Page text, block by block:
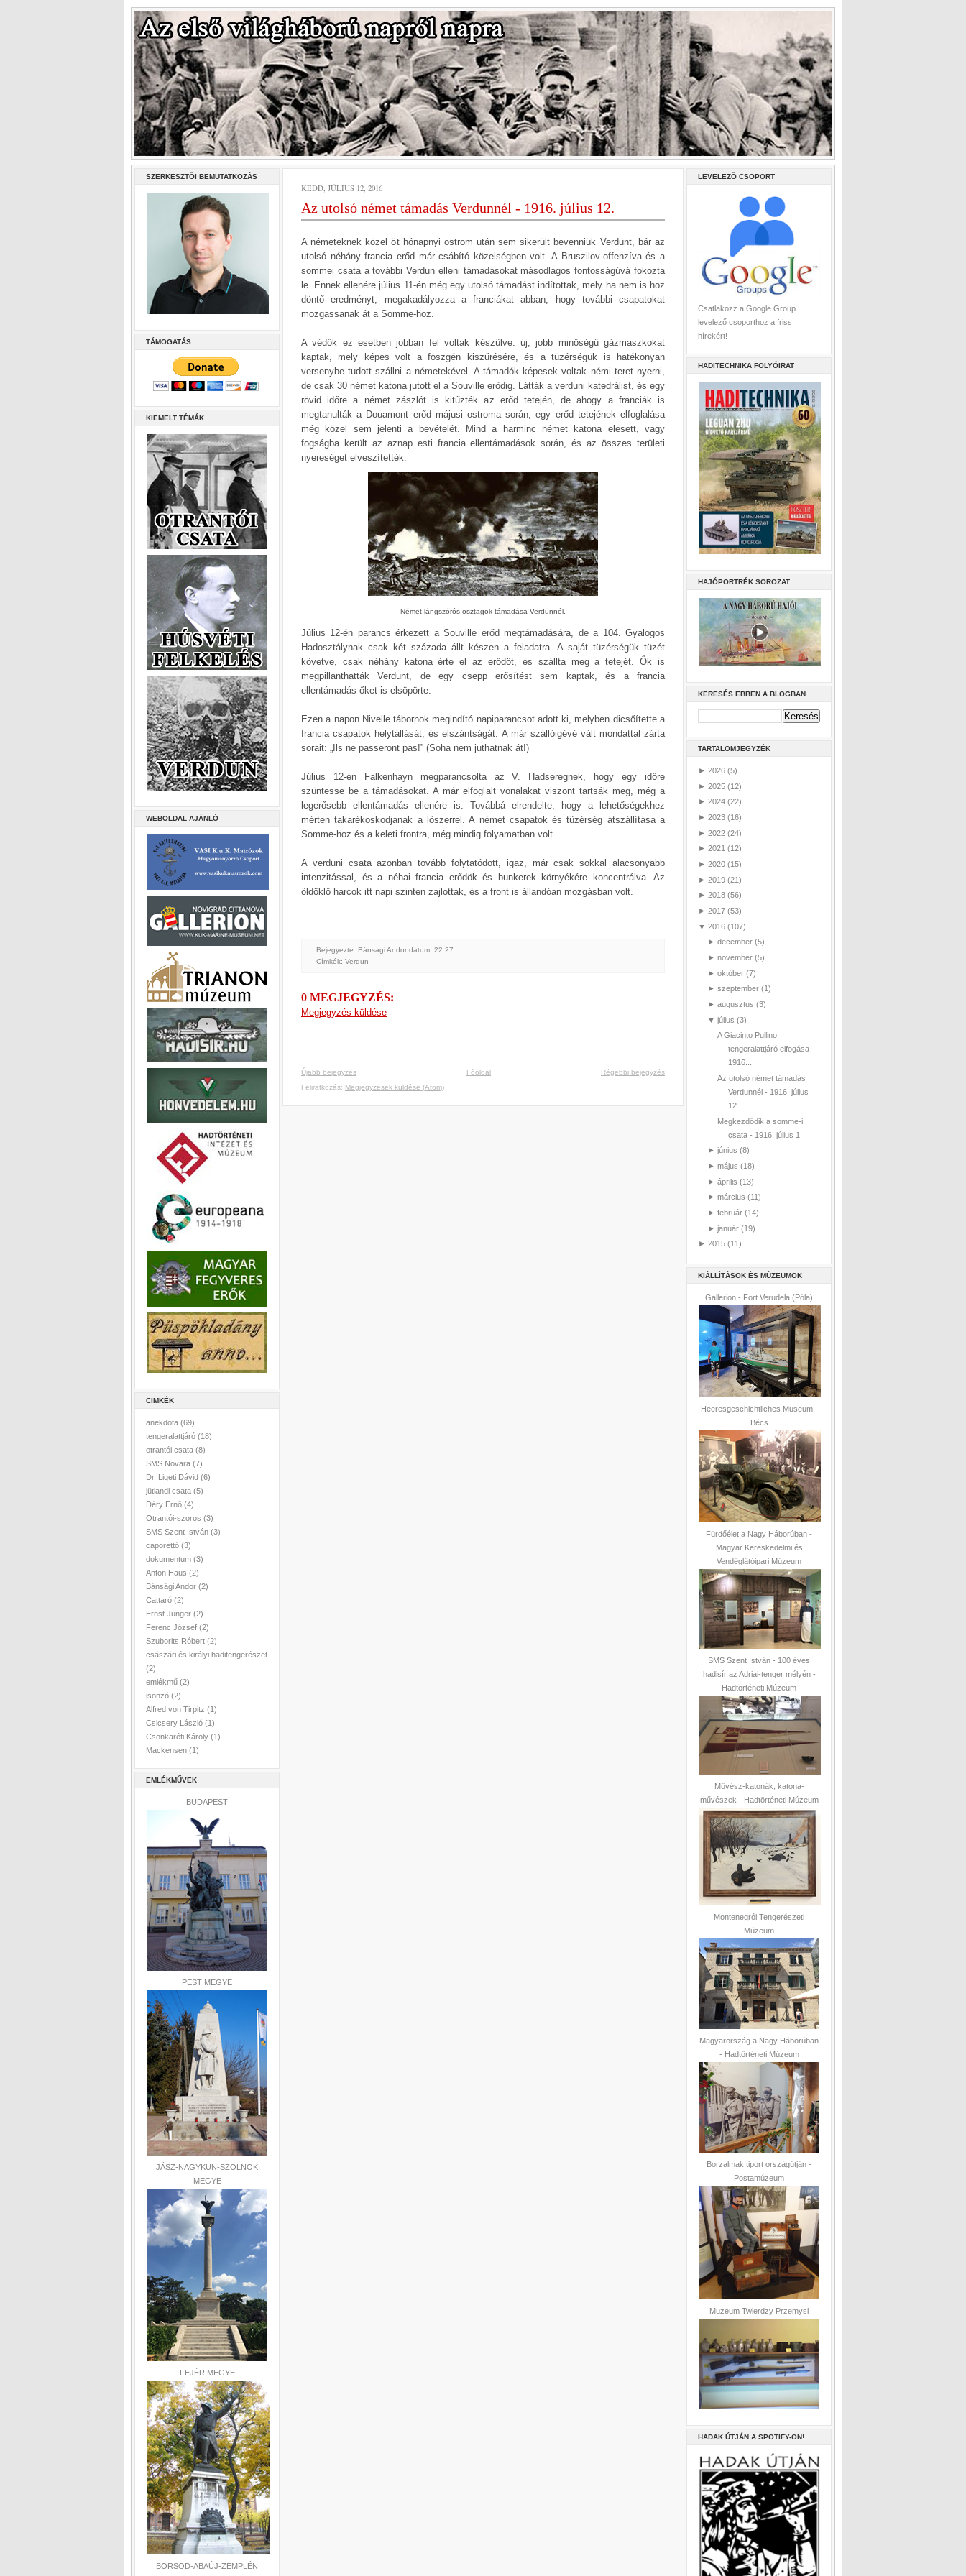
SZERKESZTŐI BEMUTATKOZÁS
TÁMOGATÁS
KIEMELT TÉMÁK
WEBOLDAL AJÁNLÓ
CIMKÉK
anekdota (69)
tengeralattjáró (18)
otrantói csata (8)
SMS Novara (7)
Dr. Ligeti Dávid (6)
jütlandi csata (5)
Déry Ernő (4)
Otrantói-szoros (3)
SMS Szent István (3)
caporettó (3)
dokumentum (3)
Anton Haus (2)
Bánsági Andor (2)
Cattaró (2)
Ernst Jünger (2)
Ferenc József (2)
Szuborits Róbert (2)
császári és királyi haditengerészet
(2)
emlékmű (2)
isonzó (2)
Alfred von Tirpitz (1)
Csicsery László (1)
Csonkaréti Károly (1)
Mackensen (1)
EMLÉKMŰVEK
BUDAPEST
PEST MEGYE
JÁSZ-NAGYKUN-SZOLNOK
MEGYE
FEJÉR MEGYE
BORSOD-ABAÚJ-ZEMPLÉN
KEDD, JÚLIUS 12, 2016
Az utolsó német támadás Verdunnél - 1916. július 12.
A németeknek közel öt hónapnyi ostrom után sem sikerült bevenniük Verdunt, bár az
utolsó néhány francia erőd már csábító közelségben volt. A Bruszilov-offenzíva és a
sommei csata a további Verdun elleni támadásokat másodlagos fontosságúvá fokozta
le. Ennek ellenére július 11-én még egy utolsó támadást indítottak, mely ha nem is hoz
döntő eredményt, megakadályozza a franciákat abban, hogy további csapatokat
mozgassanak át a Somme-hoz.
A védők ez esetben jobban fel voltak készülve: új, jobb minőségű gázmaszkokat
kaptak, mely képes volt a foszgén kiszűrésére, és a tüzérségük is hatékonyan
versenybe tudott szállni a németekével. A támadók képesek voltak némi teret nyerni,
de csak 30 német katona jutott el a Souville erődig. Látták a verduni katedrálist, és egy
rövid időre a német zászlót is kitűzték az erőd tetején, de ahogy a franciák is
megtanulták a Douamont erőd májusi ostroma során, egy erőd tetejének elfoglalása
még közel sem jelenti a bevételét. Mind a harminc német katona elesett, vagy
fogságba került az aznap esti francia ellentámadások során, és az összes területi
nyereséget elveszítették.
Német lángszórós osztagok támadása Verdunnél.
Július 12-én parancs érkezett a Souville erőd megtámadására, de a 104. Gyalogos
Hadosztálynak csak két százada állt készen a feladatra. A saját tüzérségük tüzét
követve, csak néhány katona érte el az erődöt, és szállta meg a tetejét. Ők is
megpillanthatták Verdunt, de egy csepp erősítést sem kaptak, és a francia
ellentámadás őket is elsöpörte.
Ezen a napon Nivelle tábornok megindító napiparancsot adott ki, melyben dicsőítette a
francia csapatok helytállását, és elszántságát. A már szállóigévé vált mondattal zárta
sorait: „Ils ne passeront pas!” (Soha nem juthatnak át!)
Július 12-én Falkenhayn megparancsolta az V. Hadseregnek, hogy egy időre
szüntesse be a támadásokat. A már elfoglalt vonalakat viszont tartsák meg, még a
legerősebb ellentámadás ellenére is. Továbbá elrendelte, hogy a lehetőségekhez
mérten takarékoskodjanak a lőszerrel. A német csapatok és tüzérség átszállítása a
Somme-hoz és a keleti frontra, még mindig folyamatban volt.
A verduni csata azonban tovább folytatódott, igaz, már csak sokkal alacsonyabb
intenzitással, és a néhai francia erődök és bunkerek környékére koncentrálva. Az
öldöklő harcok itt napi szinten zajlottak, és a front is állandóan mozgásban volt.
Bejegyezte: Bánsági Andor dátum: 22:27
Címkék: Verdun
0 MEGJEGYZÉS:
Megjegyzés küldése
Újabb bejegyzés Régebbi bejegyzés
Főoldal
Feliratkozás: Megjegyzések küldése (Atom)
LEVELEZŐ CSOPORT
Csatlakozz a Google Group
levelező csoporthoz a friss
hírekért!
HADITECHNIKA FOLYÓIRAT
HAJÓPORTRÉK SOROZAT
KERESÉS EBBEN A BLOGBAN
TARTALOMJEGYZÉK
► 2026 (5)
► 2025 (12)
► 2024 (22)
► 2023 (16)
► 2022 (24)
► 2021 (12)
► 2020 (15)
► 2019 (21)
► 2018 (56)
► 2017 (53)
▼ 2016 (107)
► december (5)
► november (5)
► október (7)
► szeptember (1)
► augusztus (3)
▼ július (3)
A Giacinto Pullino
tengeralattjáró elfogása -
1916...
Az utolsó német támadás
Verdunnél - 1916. július
12.
Megkezdődik a somme-i
csata - 1916. július 1.
► június (8)
► május (18)
► április (13)
► március (11)
► február (14)
► január (19)
► 2015 (11)
KIÁLLÍTÁSOK ÉS MÚZEUMOK
Gallerion - Fort Verudela (Póla)
Heeresgeschichtliches Museum -
Bécs
Fürdőélet a Nagy Háborúban -
Magyar Kereskedelmi és
Vendéglátóipari Múzeum
SMS Szent István - 100 éves
hadisír az Adriai-tenger mélyén -
Hadtörténeti Múzeum
Művész-katonák, katona-
művészek - Hadtörténeti Múzeum
Montenegrói Tengerészeti
Múzeum
Magyarország a Nagy Háborúban
- Hadtörténeti Múzeum
Borzalmak tiport országútján -
Postamúzeum
Muzeum Twierdzy Przemysl
HADAK ÚTJÁN A SPOTIFY-ON!